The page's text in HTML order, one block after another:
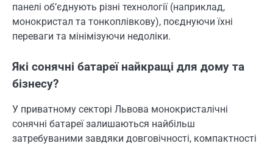
панелі об’єднують різні технології (наприклад,
монокристал та тонкоплівкову), поєднуючи їхні
переваги та мінімізуючи недоліки.
Які сонячні батареї найкращі для дому та
бізнесу?
У приватному секторі Львова монокристалічні
сонячні батареї залишаються найбільш
затребуваними завдяки довговічності, компактності